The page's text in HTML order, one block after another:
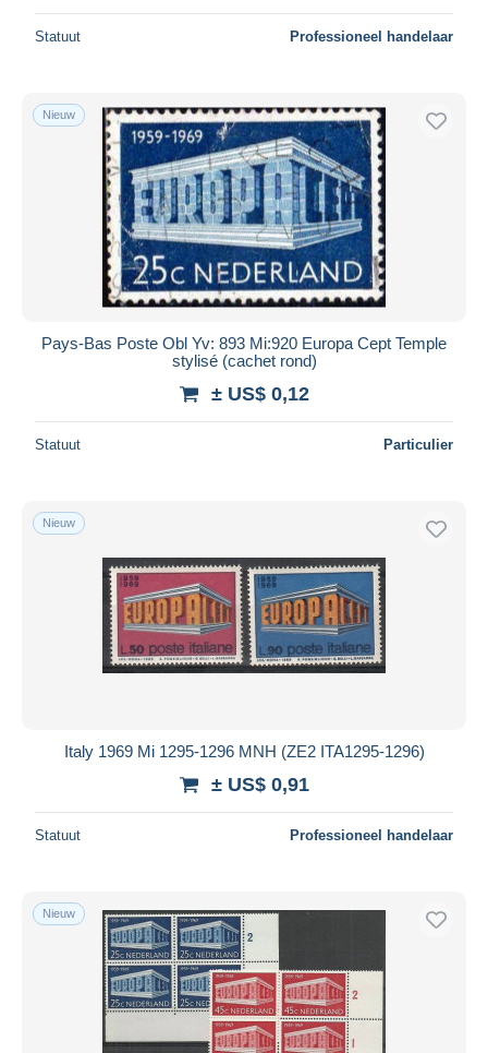
Woonplaats van de verkoper
Toepassen
Statuut Professioneel handelaar
Nieuw
Pays-Bas Poste Obl Yv: 893 Mi:920 Europa Cept Temple
stylisé (cachet rond)
± US$ 0,12
Statuut Particulier
Nieuw
Italy 1969 Mi 1295-1296 MNH (ZE2 ITA1295-1296)
± US$ 0,91
Statuut Professioneel handelaar
Nieuw